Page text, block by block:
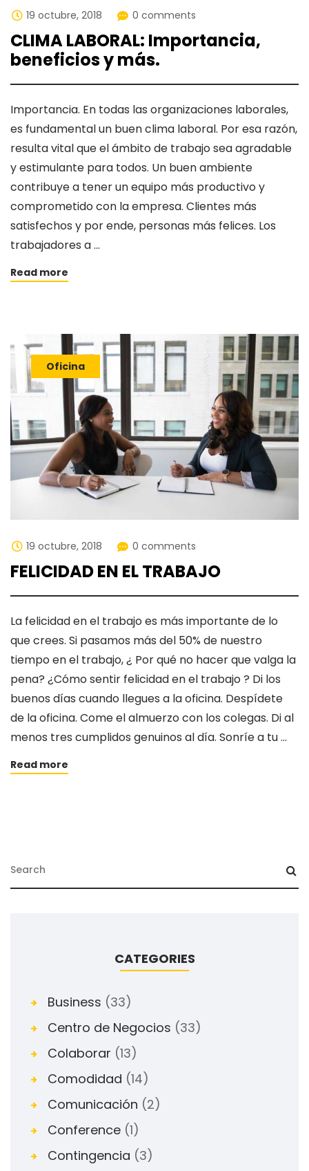
19 octubre, 2018 0 comments
CLIMA LABORAL: Importancia,
beneficios y más.
Importancia. En todas las organizaciones laborales,
es fundamental un buen clima laboral. Por esa razón,
resulta vital que el ámbito de trabajo sea agradable
y estimulante para todos. Un buen ambiente
contribuye a tener un equipo más productivo y
comprometido con la empresa. Clientes más
satisfechos y por ende, personas más felices. Los
trabajadores a …
Read more
Oficina
19 octubre, 2018 0 comments
FELICIDAD EN EL TRABAJO
La felicidad en el trabajo es más importante de lo
que crees. Si pasamos más del 50% de nuestro
tiempo en el trabajo, ¿ Por qué no hacer que valga la
pena? ¿Cómo sentir felicidad en el trabajo ? Di los
buenos días cuando llegues a la oficina. Despídete
de la oficina. Come el almuerzo con los colegas. Di al
menos tres cumplidos genuinos al día. Sonríe a tu …
Read more
CATEGORIES
Business (33)
Centro de Negocios (33)
Colaborar (13)
Comodidad (14)
Comunicación (2)
Conference (1)
Contingencia (3)